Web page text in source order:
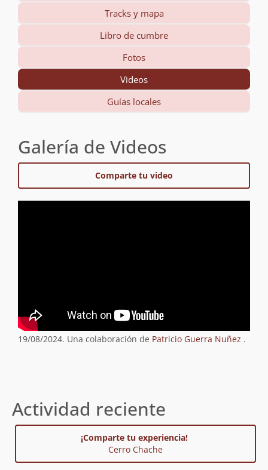
Tracks y mapa
Libro de cumbre
Fotos
Videos
Guías locales
Galería de Videos
Comparte tu video
19/08/2024. Una colaboración de Patricio Guerra Nuñez .
Actividad reciente
¡Comparte tu experiencia!
Cerro Chache